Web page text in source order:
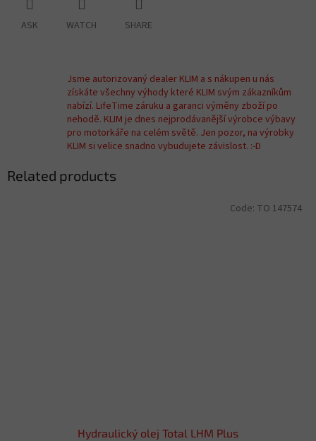
ASK WATCH SHARE
Jsme autorizovaný dealer KLIM a s nákupen u nás
získáte všechny výhody které KLIM svým zákazníkům
nabízí. LifeTime záruku a garanci výměny zboží po
nehodě. KLIM je dnes nejprodávanější výrobce výbavy
pro motorkáře na celém světě. Jen pozor, na výrobky
KLIM si velice snadno vybudujete závislost. :-D
Related products
Hydraulický olej Total LHM Plus
Code: TO 147574